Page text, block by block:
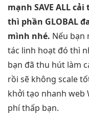
mạnh SAVE ALLcải
thì phần GLOBAL
mình nhé. Nếu bạn
tác linh hoạt đó thì
bạn đã thu hút làm
rồi sẽ không scale
khởi tạo nhanh web
phí thấp bạn.